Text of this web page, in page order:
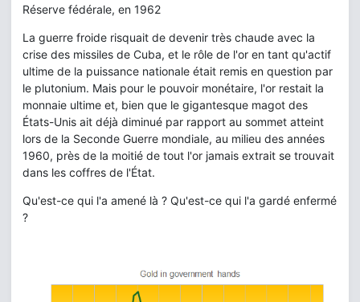
Réserve fédérale, en 1962
La guerre froide risquait de devenir très chaude avec la
crise des missiles de Cuba, et le rôle de l'or en tant qu'actif
ultime de la puissance nationale était remis en question par
le plutonium. Mais pour le pouvoir monétaire, l'or restait la
monnaie ultime et, bien que le gigantesque magot des
États-Unis ait déjà diminué par rapport au sommet atteint
lors de la Seconde Guerre mondiale, au milieu des années
1960, près de la moitié de tout l'or jamais extrait se trouvait
dans les coffres de l'État.
Qu'est-ce qui l'a amené là ? Qu'est-ce qui l'a gardé enfermé
?